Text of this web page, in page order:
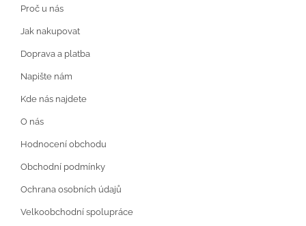
Proč u nás
Jak nakupovat
Doprava a platba
Napište nám
Kde nás najdete
O nás
Hodnocení obchodu
Obchodní podmínky
Ochrana osobních údajů
Velkoobchodní spolupráce